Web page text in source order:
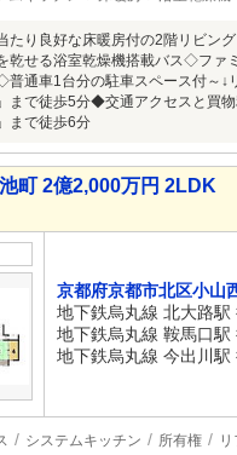
たり良好な床暖房付の2階リビン
乾せる浴室乾燥機搭載バス◇ファ
普通車1台分の駐車スペース付～↓
まで徒歩5分◆交通アクセスと買
まで徒歩6分
町 2億2,000万円 2LDK
京都府京都市北区小山
地下鉄烏丸線 北大路駅
地下鉄烏丸線 鞍馬口駅
地下鉄烏丸線 今出川駅
システムキッチン 所有権